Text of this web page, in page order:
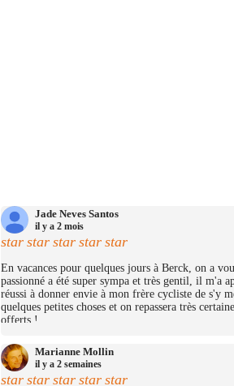
Jade Neves Santos
il y a 2 mois
star star star star star
En vacances pour quelques jours à Berck, on a
passionné a été super sympa et très gentil, il m'a
réussi à donner envie à mon frère cycliste de s'y
quelques petites choses et on repassera très
offerts !
Marianne Mollin
il y a 2 semaines
star star star star star